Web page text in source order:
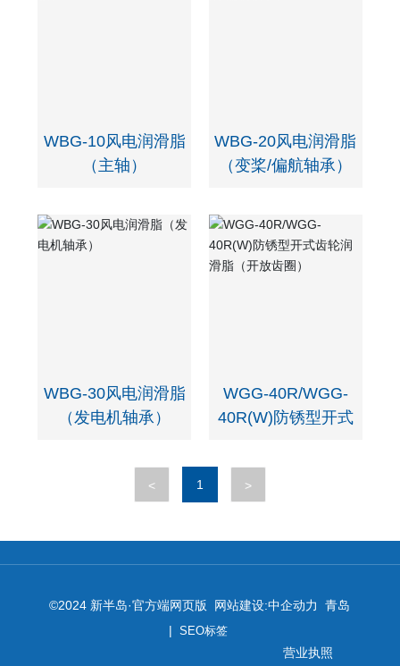
WBG-10风电润滑脂
（主轴）
WBG-20风电润滑脂
（变桨/偏航轴承）
WBG-30风电润滑脂
（发电机轴承）
WGG-40R/WGG-
40R(W)防锈型开式
< 1 >
©2024 新半岛·官方端网页版 网站建设:中企动力
青岛
| SEO标签
营业执照